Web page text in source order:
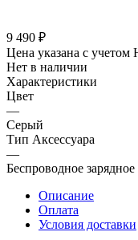
9 490 ₽
Цена указана с
Нет в наличии
Характеристики
Цвет
—
Серый
Тип Аксессуара
—
Беспроводное зарядное
Описание
Оплата
Условия доставки